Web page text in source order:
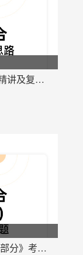
医学统考《306西医综合》考点精讲及复习思路
医学统考《306西医综合 内科学部分》考点过关必做习题